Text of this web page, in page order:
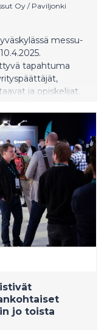
Oy / Paviljonki
messu-
tapahtuma
ja opiskelijat.
jo toista